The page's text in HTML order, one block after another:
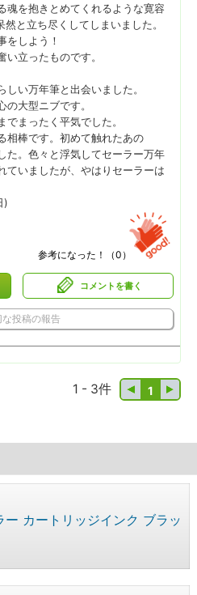
魂を抱きとめてくれるような寛容
と立ち尽くしてしまいました。
をしよう！
立ったものです。
い万年筆と出会いました。
大型ニブです。
まったく平気でした。
相棒です。初めて触れたあの
た。色々と浮気してセーラー万年
ていましたが、やはりセーラーは
)
参考になった！（0 ）
コメントを書く
な投稿の報告
1
1 - 3件
ー カートリッジインク ブラッ